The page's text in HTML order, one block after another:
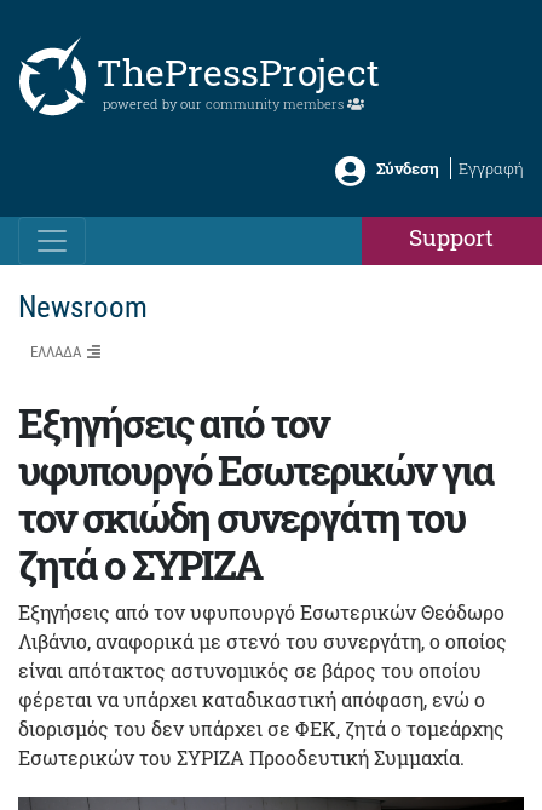
ThePressProject
powered by our community members
Σύνδεση Εγγραφή
Support
Newsroom
ΕΛΛΑΔΑ
Εξηγήσεις από τον
υφυπουργό Εσωτερικών για
τον σκιώδη συνεργάτη του
ζητά ο ΣΥΡΙΖΑ
Εξηγήσεις από τον υφυπουργό Εσωτερικών Θεόδωρο
Λιβάνιο, αναφορικά με στενό του συνεργάτη, ο οποίος
είναι απότακτος αστυνομικός σε βάρος του οποίου
φέρεται να υπάρχει καταδικαστική απόφαση, ενώ ο
διορισμός του δεν υπάρχει σε ΦΕΚ, ζητά ο τομεάρχης
Εσωτερικών του ΣΥΡΙΖΑ Προοδευτική Συμμαχία.